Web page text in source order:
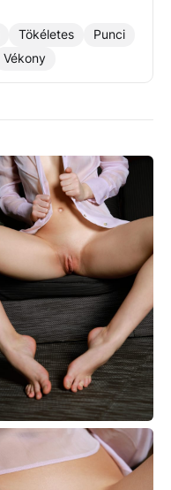
Tökéletes
Punci
Vékony